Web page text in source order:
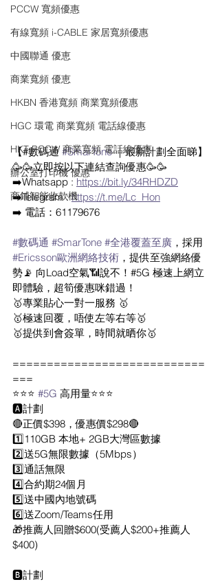
PCCW 寬頻優惠
有線寬頻 i-CABLE 家居寬頻優惠
中國聯通 優恵
商業寬頻 優恵
HKBN 香港寬頻 商業寬頻優惠
HGC 環電 商業寬頻 電話線優惠
HKT PCCW 商業寬頻 電話線優惠
辦公室打印機 優惠
商鋪智能收款機
【#數碼通 #SmarTone ｜最新計劃全面睇】
🥳🥳立即按以下連結查詢優惠🥳🥳
➡️Whatsapp : https://bit.ly/34RHDZD
➡️Telegram : https://t.me/Lc_Hon
➡️ 電話：61179676
#數碼通 #SmarTone #全港覆蓋至廣 ，採用
#Ericsson歐洲網絡技術 ，提供至強網絡優
勢📡 向Load空氣📶說不！#5G 極速上網立
即體驗，超筍優惠咪錯過！
🥇專業貼心一對一服務 🥇
🥇極速回覆，唔使左等右等🥇
🥇提供到會簽單，時間就晒你🥇
============================
===
⭐️⭐️⭐️ #5G 高用量⭐️⭐️⭐️
🅰️計劃
🔴正價$398，優惠價$298🔴
1️⃣110GB 本地+ 2GB大灣區數據
2️⃣送5G無限數據（5Mbps）
3️⃣通話無限
4️⃣合約期24個月
5️⃣送中國內地號碼
6️⃣送Zoom/Teams任用
🎁推薦人回贈$600(受薦人$200+推薦人
$400)
🅱️計劃